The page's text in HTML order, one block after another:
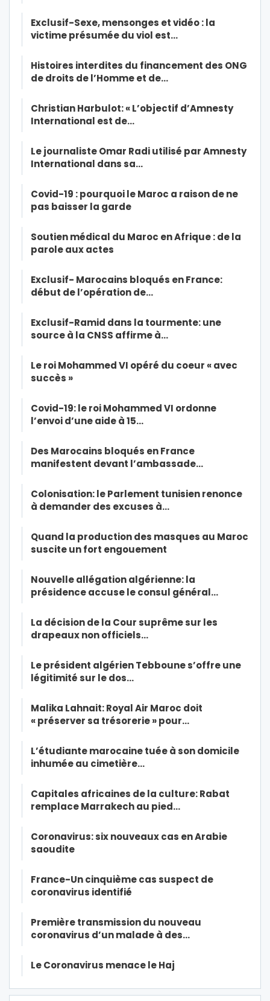
Exclusif-Sexe, mensonges et vidéo : la
victime présumée du viol est…
Histoires interdites du financement des ONG
de droits de l’Homme et de…
Christian Harbulot: « L’objectif d’Amnesty
International est de…
Le journaliste Omar Radi utilisé par Amnesty
International dans sa…
Covid-19 : pourquoi le Maroc a raison de ne
pas baisser la garde
Soutien médical du Maroc en Afrique : de la
parole aux actes
Exclusif- Marocains bloqués en France:
début de l’opération de…
Exclusif-Ramid dans la tourmente: une
source à la CNSS affirme à…
Le roi Mohammed VI opéré du coeur « avec
succès »
Covid-19: le roi Mohammed VI ordonne
l’envoi d’une aide à 15…
Des Marocains bloqués en France
manifestent devant l’ambassade…
Colonisation: le Parlement tunisien renonce
à demander des excuses à…
Quand la production des masques au Maroc
suscite un fort engouement
Nouvelle allégation algérienne: la
présidence accuse le consul général…
La décision de la Cour suprême sur les
drapeaux non officiels…
Le président algérien Tebboune s’offre une
légitimité sur le dos…
Malika Lahnait: Royal Air Maroc doit
« préserver sa trésorerie » pour…
L’étudiante marocaine tuée à son domicile
inhumée au cimetière…
Capitales africaines de la culture: Rabat
remplace Marrakech au pied…
Coronavirus: six nouveaux cas en Arabie
saoudite
France-Un cinquième cas suspect de
coronavirus identifié
Première transmission du nouveau
coronavirus d’un malade à des…
Le Coronavirus menace le Haj